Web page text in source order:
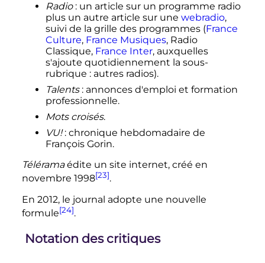
Radio : un article sur un programme radio
plus un autre article sur une webradio,
suivi de la grille des programmes (France
Culture, France Musiques, Radio
Classique, France Inter, auxquelles
s'ajoute quotidiennement la sous-
rubrique : autres radios).
Talents : annonces d'emploi et formation
professionnelle.
Mots croisés.
VU! : chronique hebdomadaire de
François Gorin.
Téléramaédite un site internet, créé en
novembre 1998[23].
En 2012, le journal adopte une nouvelle
formule[24].
Notation des critiques